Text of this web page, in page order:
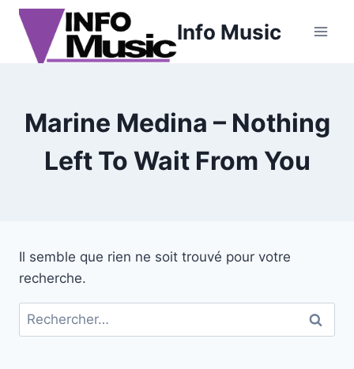
Aller
contenu
Info Music
Marine Medina – Nothing
Left To Wait From You
Il semble que rien ne soit trouvé pour votre
recherche.
Rechercher :